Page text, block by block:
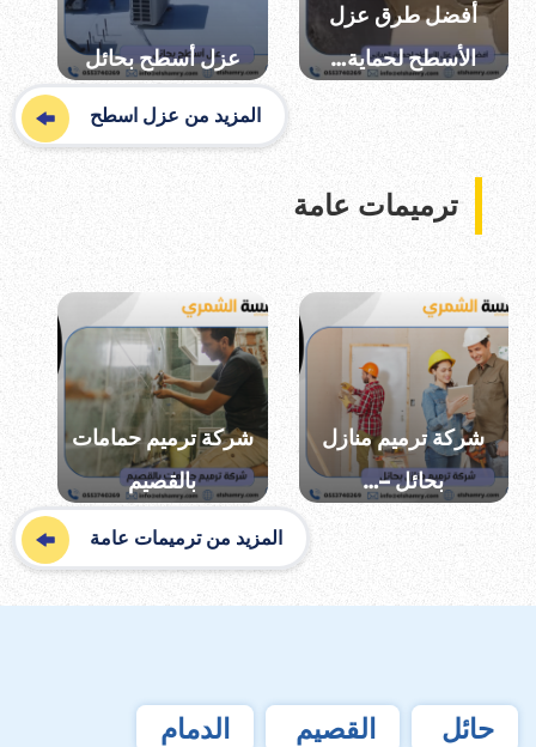
أفضل طرق عزل
الأسطح لحماية…
عزل أسطح بحائل
المزيد من عزل اسطح
ترميمات عامة
شركة ترميم منازل
بحائل –…
شركة ترميم حمامات
بالقصيم
المزيد من ترميمات عامة
حائل القصيم
الدمام